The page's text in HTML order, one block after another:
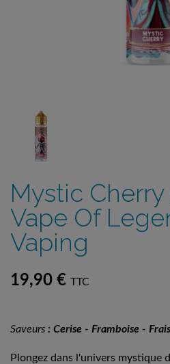
Mystic Cherry
Vape Of
Vaping
19,90 € TTC
Saveurs : Cerise - Framboise - Frais
Plongez dans l'univers mystique